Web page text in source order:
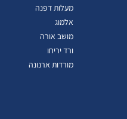
מעלות דפנה
אלמוג
מושב אורה
ורד יריחו
מורדות ארנונה